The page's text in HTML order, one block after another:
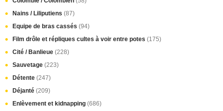
Nains / Liliputiens (87)
Equipe de bras cassés (94)
Film drôle et répliques cultes à voir entre potes (175)
Cité / Banlieue (228)
Sauvetage (223)
Détente (247)
Déjanté (209)
Enlèvement et kidnapping (686)